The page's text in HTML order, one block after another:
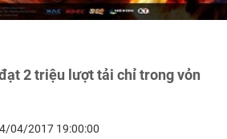
2 triệu lượt tải chỉ trong vỏn
04/2017 19:00:00